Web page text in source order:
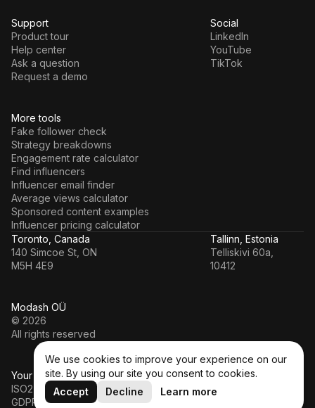
More tools
Fake follower check
Strategy breakdowns
Engagement rate calculator
Find influencers
Influencer email finder
Average views calculator
Sponsored content examples
Influencer pricing calculator
Support
Product tour
Help center
Ask a question
Request a demo
Social
LinkedIn
YouTube
TikTok
Modash OÜ
© 2026
All rights reserved
Your data’s in a safe hands
ISO27001
GDPR
Toronto, Canada
140 Simcoe St, ON
M5H 4E9
Tallinn, Estonia
Telliskivi 60a,
10412
We use cookies to improve your experience on our
site. By using our site you consent to cookies.
Accept
Decline Learn more